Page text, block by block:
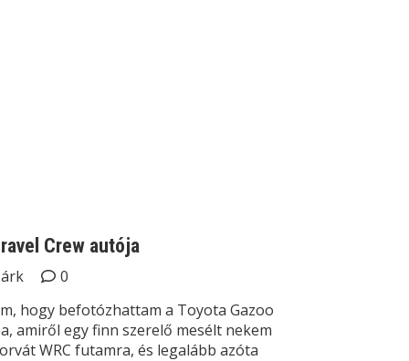
Crew autója
0
hogy befotózhattam a Toyota Gazoo
amiről egy finn szerelő mesélt nekem
WRC futamra, és legalább azóta